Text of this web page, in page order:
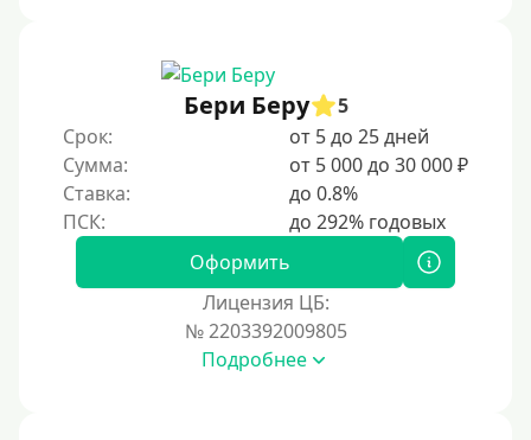
Без прописки
Без регистрации
С временной регистрацией
Без подтверждения личности
Пенсионерам до 70 лет
Бери Беру
5
Срок:
от 5 до 25 дней
Сумма:
от 5 000 до 30 000 ₽
Ставка:
до 0.8%
Оформить
Лицензия ЦБ:
№ 2203392009805
Подробнее